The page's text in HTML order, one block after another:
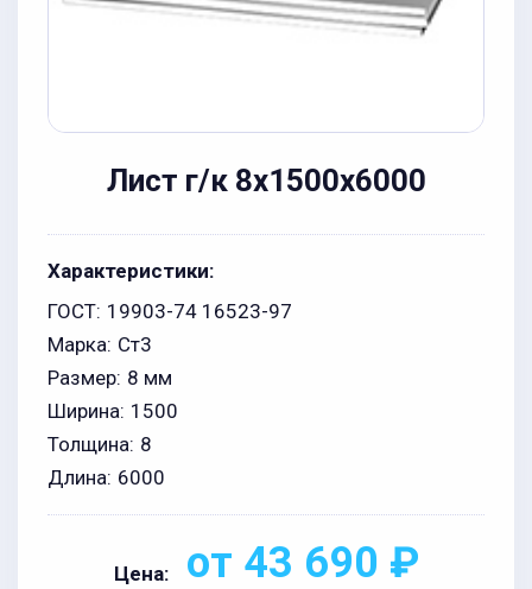
Лист г/к 8x1500x6000
Характеристики:
ГОСТ: 19903-74 16523-97
Марка: Ст3
Размер: 8 мм
Ширина: 1500
Толщина: 8
Длина: 6000
Цена: от 43 690 ₽